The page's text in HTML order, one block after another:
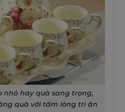
nhỏ hay quà sang trọng,
quà với tấm lòng tri ân